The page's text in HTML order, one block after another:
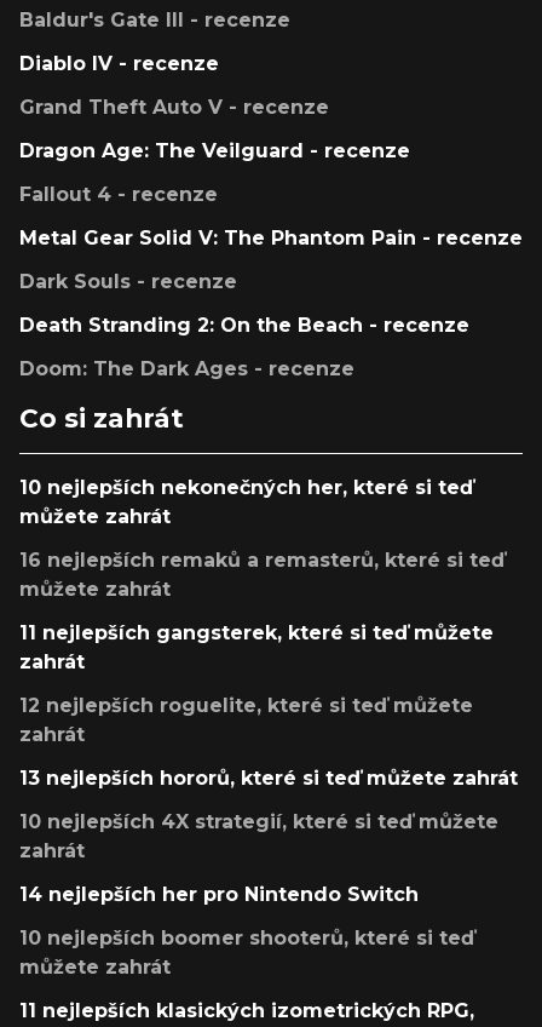
Baldur's Gate III - recenze
Diablo IV - recenze
Grand Theft Auto V - recenze
Dragon Age: The Veilguard - recenze
Fallout 4 - recenze
Metal Gear Solid V: The Phantom Pain - recenze
Dark Souls - recenze
Death Stranding 2: On the Beach - recenze
Doom: The Dark Ages - recenze
Co si zahrát
10 nejlepších nekonečných her, které si teď
můžete zahrát
16 nejlepších remaků a remasterů, které si teď
můžete zahrát
11 nejlepších gangsterek, které si teď můžete
zahrát
12 nejlepších roguelite, které si teď můžete
zahrát
13 nejlepších hororů, které si teď můžete zahrát
10 nejlepších 4X strategií, které si teď můžete
zahrát
14 nejlepších her pro Nintendo Switch
10 nejlepších boomer shooterů, které si teď
můžete zahrát
11 nejlepších klasických izometrických RPG,